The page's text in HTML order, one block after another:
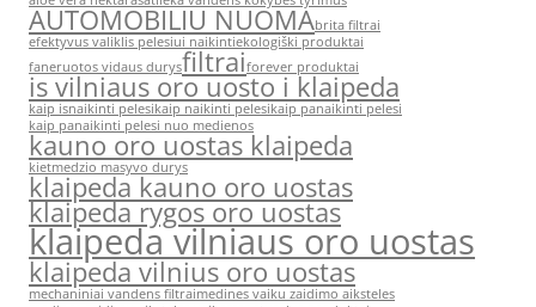
AUTOMOBILIU NUOMAbrita filtrai
efektyvus valiklis pelesiui naikintiekologiški produktai
faneruotos vidaus durysfiltraiforever produktai
is vilniaus oro uosto i klaipeda
kaip isnaikinti pelesikaip naikinti pelesikaip panaikinti pelesi
kaip panaikinti pelesi nuo medienos
kauno oro uostas klaipeda
kietmedzio masyvo durys
klaipeda kauno oro uostas
klaipeda rygos oro uostas
klaipeda vilniaus oro uostas
klaipeda vilnius oro uostas
mechaniniai vandens filtraimedines vaiku zaidimo aiksteles